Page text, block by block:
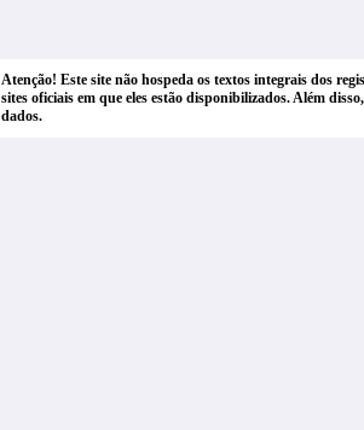
Atenção! Este site não hospeda os textos integrais dos
sites oficiais em que eles estão disponibilizados. Além
dados.